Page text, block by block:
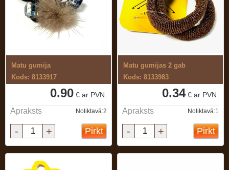
Matu gumija
Kods: 8133917
0.90 € ar PVN.
Apraksts Noliktavā:2
- + Pirkt
Matu gumijas 2 gab
Kods: 8133983
0.34€ ar PVN.
Apraksts Noliktavā:1
- + Pirkt